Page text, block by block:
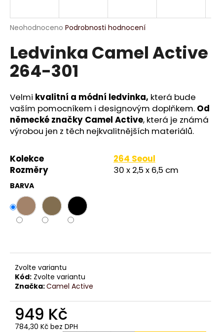
Průměrné
produktu
je
0,0
z
hvězdiček.
Neohodnoceno Podrobnosti hodnocení
Ledvinka Camel Active
264-301
Velmi kvalitní a módní ledvinka, která bude
vaším pomocníkem i designovým doplňkem. Od
německé značky Camel Active, která je známá
výrobou jen z těch nejkvalitnějších materiálů.
Kolekce
264 Seoul
Rozměry
30 x 2,5 x 6,5 cm
BARVA
Zvolte variantu
Kód: Zvolte variantu
Značka:Camel Active
949 Kč
784,30 Kč bez DPH
j
t
?
HLEDAT
D
o
o
r
u
e
m
e